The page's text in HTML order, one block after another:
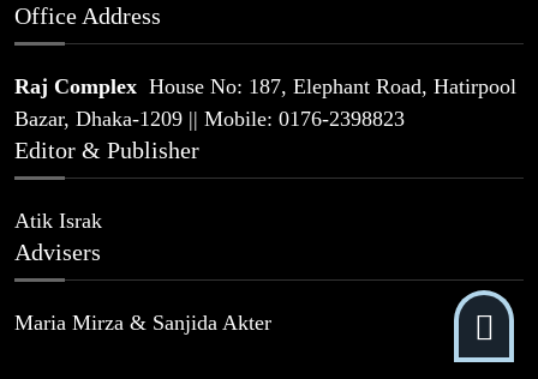
Office Address
Raj Complex House No: 187, Elephant Road, Hatirpool
Bazar, Dhaka-1209 || Mobile: 0176-2398823
Editor & Publisher
Atik Israk
Advisers
Maria Mirza & Sanjida Akter